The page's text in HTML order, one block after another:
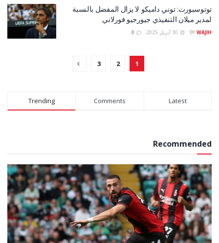
توتوسبورت: توني داميكو لا يزال المفضل بالنسبة
لمدير ميلان التنفيذي جيورجيو فورلاني
BY WAJIH
1
2
3
Trending Comments Latest
Recommended